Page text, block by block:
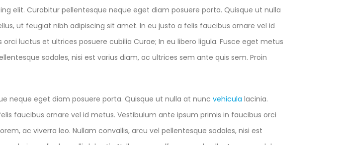
elit. Curabitur pellentesque neque eget diam posuere porta. Quisque ut nulla
ut feugiat nibh adipiscing sit amet. In eu justo a felis faucibus ornare vel id
luctus et ultrices posuere cubilia Curae; In eu libero ligula. Fusce eget metus
sodales, nisi est varius diam, ac ultrices sem ante quis sem. Proin
neque eget diam posuere porta. Quisque ut nulla at nunc vehicula lacinia.
faucibus ornare vel id metus. Vestibulum ante ipsum primis in faucibus orci
ac viverra leo. Nullam convallis, arcu vel pellentesque sodales, nisi est